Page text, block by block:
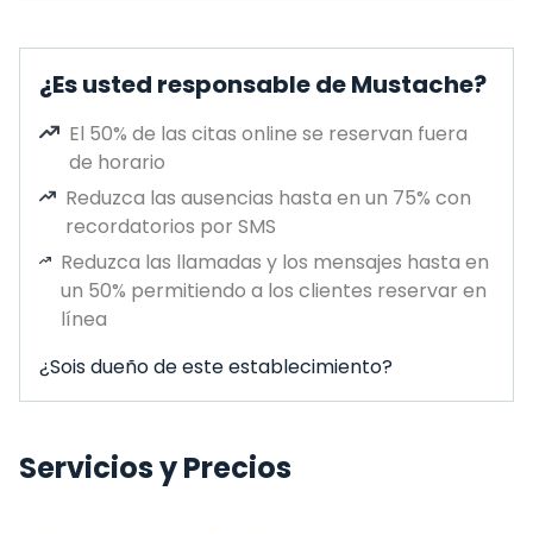
¿Es usted responsable de Mustache?
El 50% de las citas online se reservan fuera
de horario
Reduzca las ausencias hasta en un 75% con
recordatorios por SMS
Reduzca las llamadas y los mensajes hasta en
un 50% permitiendo a los clientes reservar en
línea
¿Sois dueño de este establecimiento?
Servicios y Precios